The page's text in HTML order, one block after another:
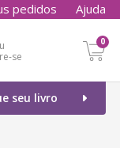
pedidos Ajuda
se
0
seu livro